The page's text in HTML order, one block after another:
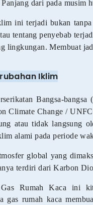
dari pada musim
ini terjadi bukan
tentang penyebab
lingkungan. Membuat
Iklim
Bangsa-
Climate Change /
atau tidak langsung
alami pada periode
global yang
terdiri dari Karbon
Gas Rumah Kaca ini
gas rumah kaca